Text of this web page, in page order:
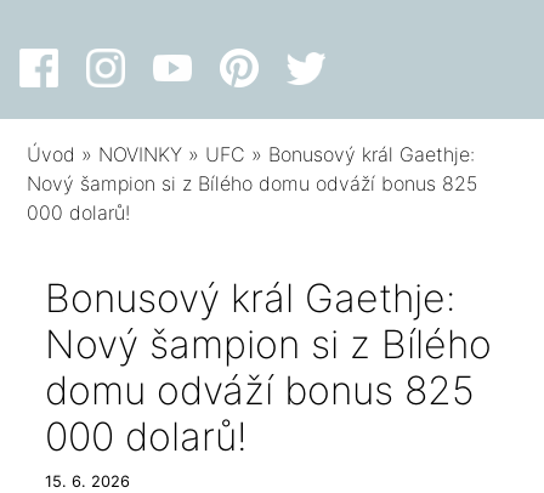
Úvod » NOVINKY » UFC » Bonusový král Gaethje:
Nový šampion si z Bílého domu odváží bonus 825
000 dolarů!
Bonusový král Gaethje:
Nový šampion si z Bílého
domu odváží bonus 825
000 dolarů!
15. 6. 2026